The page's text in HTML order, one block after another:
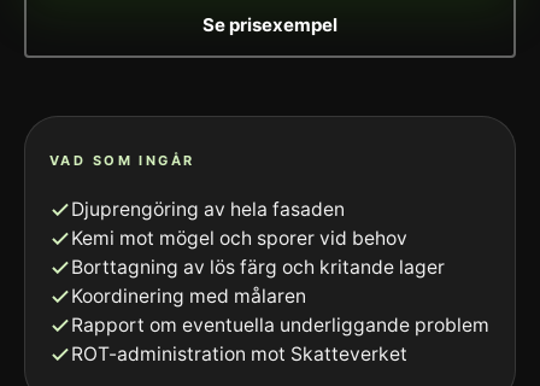
Se prisexempel
VAD SOM INGÅR
Djuprengöring av hela fasaden
Kemi mot mögel och sporer vid behov
Borttagning av lös färg och kritande lager
Koordinering med målaren
Rapport om eventuella underliggande problem
ROT-administration mot Skatteverket